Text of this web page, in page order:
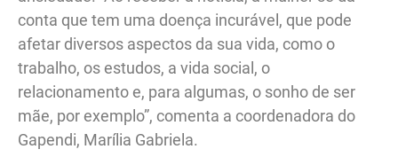
conta que tem uma doença incurável, que pode
afetar diversos aspectos da sua vida, como o
trabalho, os estudos, a vida social, o
relacionamento e, para algumas, o sonho de ser
mãe, por exemplo”, comenta a coordenadora do
Gapendi, Marília Gabriela.